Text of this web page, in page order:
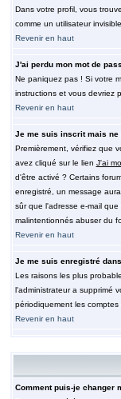
Dans votre profil, vous
comme un utilisateur invisible.
Revenir en haut
J'ai perdu mon mot de
Ne paniquez pas ! Si votre
instructions et vous devriez
Revenir en haut
Je me suis inscrit mais ne
Premièrement, vérifiez que
avez cliqué sur le lien J'ai
d'être activé ? Certains
enregistré, un message
sûr que l'adresse e-mail
malintentionnés abuser du
Revenir en haut
Je me suis enregistré
Les raisons les plus
l'administrateur a supprimé
périodiquement les
Revenir en haut
Comment puis-je changer